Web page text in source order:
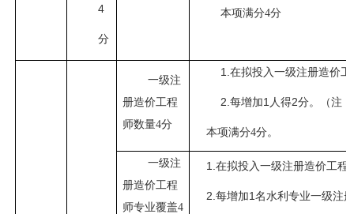
4
分
本项满分4分
一级注
册造价工程
师数量4分
1.在拟投入一级注册造价
2.每增加1人得2分。（注
本项满分4分。
一级注
册造价工程
师专业覆盖4
1.在拟投入一级注册造价工
2.每增加1名水利专业一级注